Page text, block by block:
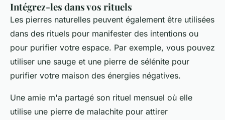
Intégrez-les dans vos rituels
Les pierres naturelles peuvent également être utilisées
dans des rituels pour manifester des intentions ou
pour purifier votre espace. Par exemple, vous pouvez
utiliser une sauge et une pierre de sélénite pour
purifier votre maison des énergies négatives.
Une amie m'a partagé son rituel mensuel où elle
utilise une pierre de malachite pour attirer